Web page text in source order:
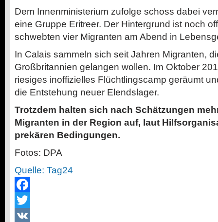
Dem Innenministerium zufolge schoss dabei
eine Gruppe Eritreer. Der Hintergrund ist noch
schwebten vier Migranten am Abend in
In Calais sammeln sich seit Jahren Migranten,
Großbritannien gelangen wollen. Im Oktober
riesiges inoffizielles Flüchtlingscamp geräumt
die Entstehung neuer Elendslager.
Trotzdem halten sich nach Schätzungen
Migranten in der Region auf, laut
prekären Bedingungen.
Fotos: DPA
Quelle: Tag24
Facebook
Twitter